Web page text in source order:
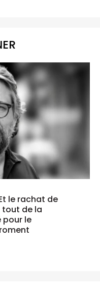
le rachat de
tout de la
pour le